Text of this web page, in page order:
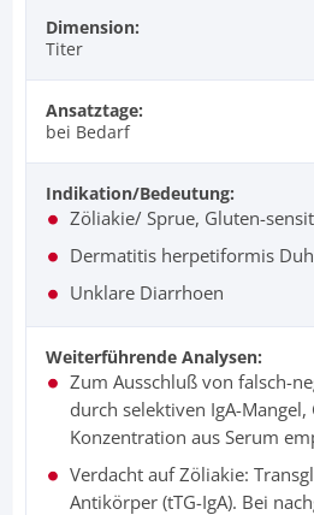
Dimension:
Titer
Ansatztage:
bei Bedarf
Indikation/Bedeutung:
Zöliakie/ Sprue, Gluten-
Dermatitis herpetiformis
Unklare Diarrhoen
Weiterführende Analysen:
Zum Ausschluß von falsch-
durch selektiven IgA-Mangel,
Konzentration aus Serum
Verdacht auf Zöliakie:
Antikörper (tTG-IgA). Bei